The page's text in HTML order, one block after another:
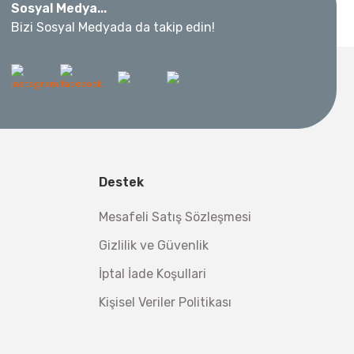
Sosyal Medya...
Bizi Sosyal Medyada da takip edin!
Destek
Mesafeli Satış Sözleşmesi
Gizlilik ve Güvenlik
İptal İade Koşullari
Kişisel Veriler Politikası